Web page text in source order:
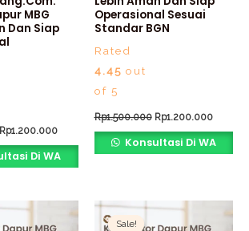
MBG
Dan Siap
Rp1.200.000
Di WA
Operasional Sesuai
Standar BGN
Rated
4.45 out
of 5
Rp1.500.000 Rp1.200.000
Konsultasi Di WA
price
Sale!
Sale!
Original
price